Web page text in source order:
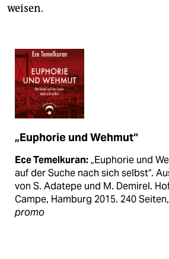
weisen.
„Euphorie und Wehmut“
Ece Temelkuran:„Euphorie und
auf der Suche nach sich selbst“.
von S. Adatepe und M. Demirel.
Campe, Hamburg 2015. 240
promo